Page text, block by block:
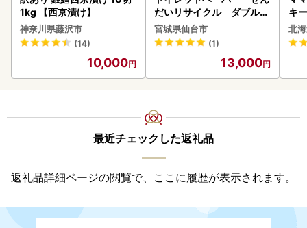
1kg 【西京漬け】
神奈川県藤沢市
(14)
10,000
だいリサイクル ダブル9
6ロール｜トイレット
宮城県仙台市
(1)
13,000
キ
ズ
0
北
最近チェックした返礼品
返礼品詳細ページの閲覧で、ここに履歴が表示されます。